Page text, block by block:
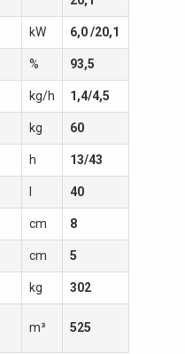
kW 6,0 /20,1
% 93,5
kg/h 1,4/4,5
kg 60
h 13/43
40
cm 8
cm 5
kg 302
m³ 525